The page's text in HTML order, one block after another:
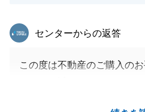
東急リバブル
センターからの返答
この度は不動産のご購入の